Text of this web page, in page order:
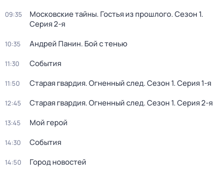
09:35 Московские тайны. Гостья из прошлого. Сезон 1.
Серия 2-я
10:35 Андрей Панин. Бой с тенью
11:30 События
11:50 Старая гвардия. Огненный след. Сезон 1. Серия 1-я
12:45 Старая гвардия. Огненный след. Сезон 1. Серия 2-я
13:45 Мой герой
14:30 События
14:50 Город новостей